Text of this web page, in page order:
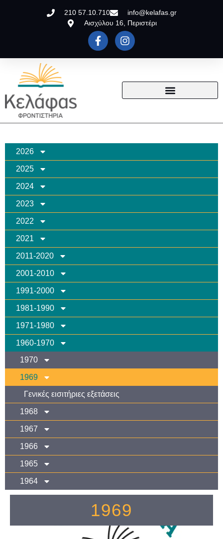
210 57.10.710
info@kelafas.gr
Αισχύλου 16, Περιστέρι
2026
2025
2024
2023
2022
2021
2011-2020
2001-2010
1991-2000
1981-1990
1971-1980
1960-1970
1970
1969
Γενικές εισιτήριες εξετάσεις
1968
1967
1966
1965
1964
1969